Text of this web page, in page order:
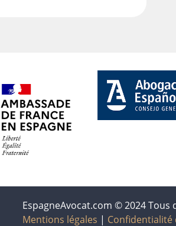
EspagneAvocat.com © 2024 Tous
Mentions légales | Confidentialité